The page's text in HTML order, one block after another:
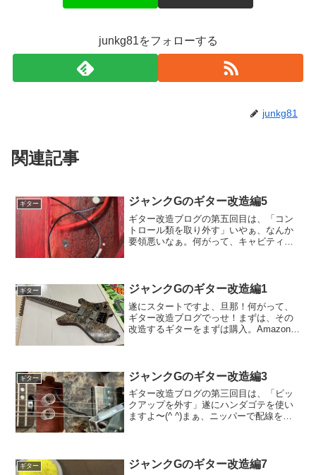
junkg81をフォローする
junkg81
関連記事
ギター ジャンクGのギター改造編5
ギター改造ブログの第五回目は、「コン
トロール類を取り外す」いやぁ、なんか
要領悪いなぁ。何がって、キャビティ内
（？）に勝てずにピック...
ギター ジャンクGのギター改造編1
遂にスタートですよ、旦那！何がって、
ギター改造ブログでっせ！まずは、その
改造するギターをまずは購入。Amazonで
レットが計算さ...
ギター ジャンクGのギター改造編3
ギター改造ブログの第三回目は、「ピッ
クアップを外す」遂にハンダゴテを使い
ますよ〜(^ ^)まぁ、ニッパーで配線を切
で悩んだのが『子供...
ギター ジャンクGのギター改造編7